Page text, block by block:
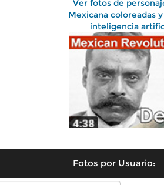
Ver fotos de
Mexicana coloreadas
inteligencia
Fotos por Usuario: